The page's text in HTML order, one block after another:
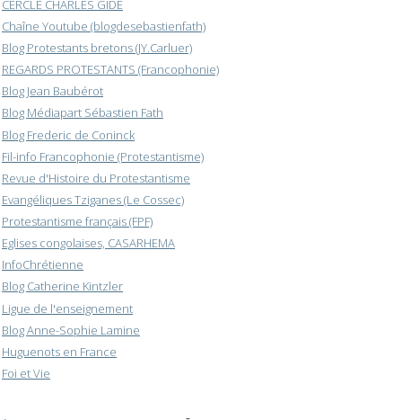
CERCLE CHARLES GIDE
Chaîne Youtube (blogdesebastienfath)
Blog Protestants bretons (JY.Carluer)
REGARDS PROTESTANTS (Francophonie)
Blog Jean Baubérot
Blog Médiapart Sébastien Fath
Blog Frederic de Coninck
Fil-info Francophonie (Protestantisme)
Revue d'Histoire du Protestantisme
Evangéliques Tziganes (Le Cossec)
Protestantisme français (FPF)
Eglises congolaises, CASARHEMA
InfoChrétienne
Blog Catherine Kintzler
Ligue de l'enseignement
Blog Anne-Sophie Lamine
Huguenots en France
Foi et Vie